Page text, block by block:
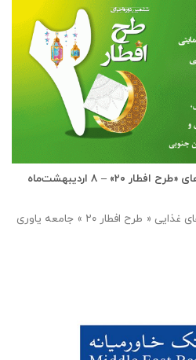
جلسه هم‌اندیشی توزیع بسته‌های «طرح افطار ۲۰» – ۸ اردیبهشت‌ماه
جلسه هم اندیشی توزیع بسته‌های غذایی « طرح افطار ۲۰ » جامعه یاوری